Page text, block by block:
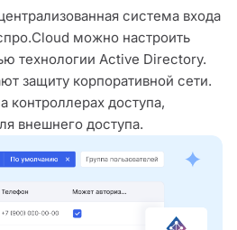
система входа
можно настроить
технологии Active Directory.
защиту корпоративной сети.
контроллерах доступа,
внешнего доступа.